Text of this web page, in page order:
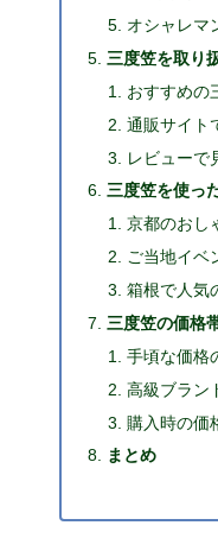
オシャレマ
三度笠を取り
おすすめの
通販サイト
レビューで
三度笠を使っ
京都のおし
ご当地イベ
箱根で人気
三度笠の価格
手頃な価格
高級ブラン
購入時の価
まとめ